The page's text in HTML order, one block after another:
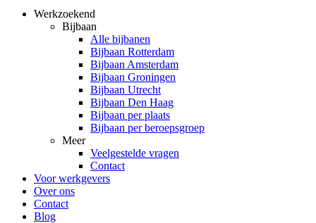
Werkzoekend
Bijbaan
Alle bijbanen
Bijbaan Rotterdam
Bijbaan Amsterdam
Bijbaan Groningen
Bijbaan Utrecht
Bijbaan Den Haag
Bijbaan per plaats
Bijbaan per beroepsgroep
Meer
Veelgestelde vragen
Contact
Voor werkgevers
Over ons
Contact
Blog